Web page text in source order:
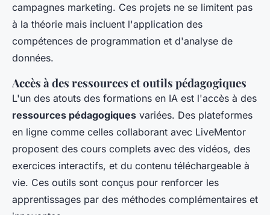
campagnes marketing. Ces projets ne se limitent pas
à la théorie mais incluent l'application des
compétences de programmation et d'analyse de
données.
Accès à des ressources et outils pédagogiques
L'un des atouts des formations en IA est l'accès à des
ressources pédagogiques variées. Des plateformes
en ligne comme celles collaborant avec LiveMentor
proposent des cours complets avec des vidéos, des
exercices interactifs, et du contenu téléchargeable à
vie. Ces outils sont conçus pour renforcer les
apprentissages par des méthodes complémentaires et